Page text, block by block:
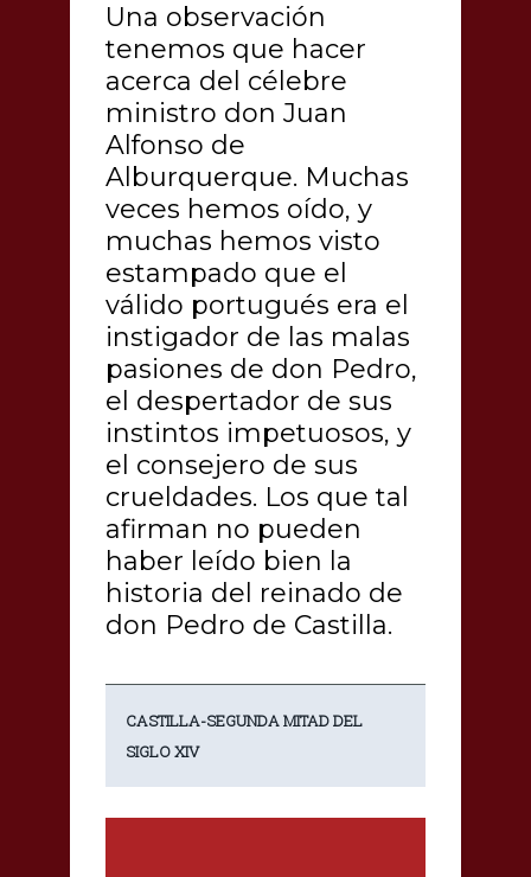
Una observación
tenemos que hacer
acerca del célebre
ministro don Juan
Alfonso de
Alburquerque. Muchas
veces hemos oído, y
muchas hemos visto
estampado que el
válido portugués era el
instigador de las malas
pasiones de don Pedro,
el despertador de sus
instintos impetuosos, y
el consejero de sus
crueldades. Los que tal
afirman no pueden
haber leído bien la
historia del reinado de
don Pedro de Castilla.
CASTILLA-SEGUNDA MITAD DEL
SIGLO XIV